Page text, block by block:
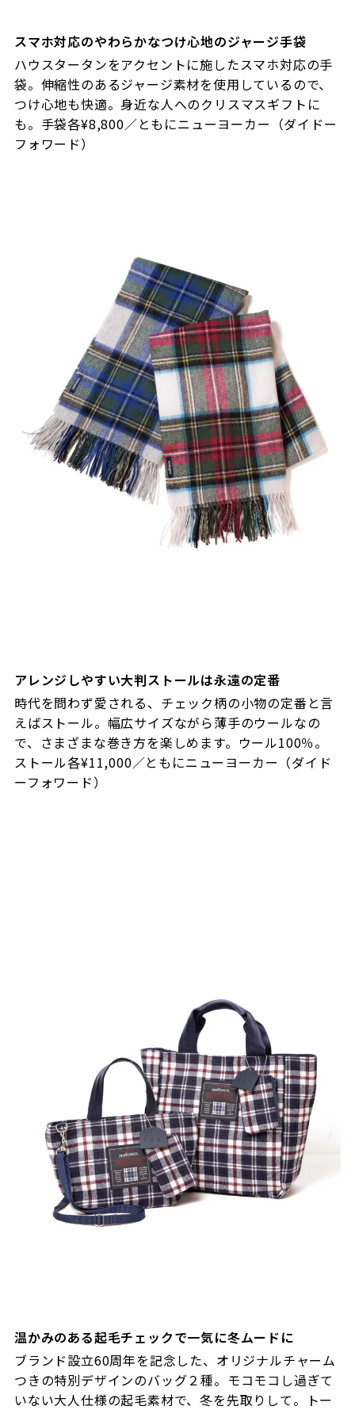
スマホ対応のやわらかなつけ心地のジャージ手袋
ハウスタータンをアクセントに施したスマホ対応の手
袋。伸縮性のあるジャージ素材を使用しているので、
つけ心地も快適。身近な人へのクリスマスギフトに
も。手袋各¥8,800／ともにニューヨーカー（ダイドー
フォワード）
アレンジしやすい大判ストールは永遠の定番
時代を問わず愛される、チェック柄の小物の定番と言
えばストール。幅広サイズながら薄手のウールなの
で、さまざまな巻き方を楽しめます。ウール100％。
ストール各¥11,000／ともにニューヨーカー（ダイド
ーフォワード）
温かみのある起毛チェックで一気に冬ムードに
ブランド設立60周年を記念した、オリジナルチャーム
つきの特別デザインのバッグ２種。モコモコし過ぎて
いない大人仕様の起毛素材で、冬を先取りして。トー